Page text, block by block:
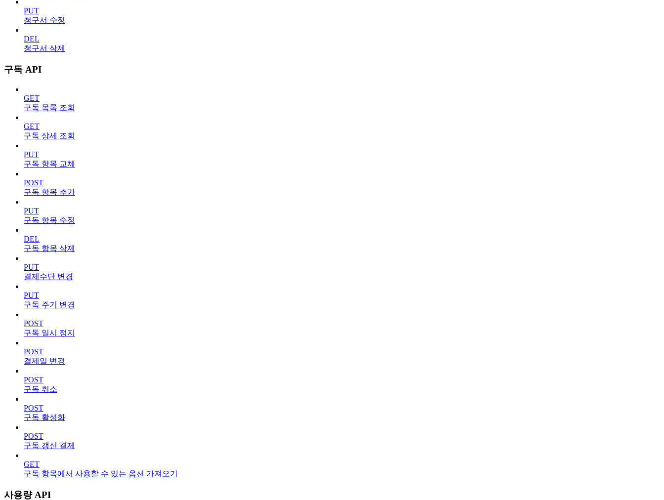
PUT
청구서 수정
DEL
청구서 삭제
구독 API
GET
구독 목록 조회
GET
구독 상세 조회
PUT
구독 항목 교체
POST
구독 항목 추가
PUT
구독 항목 수정
DEL
구독 항목 삭제
PUT
결제수단 변경
PUT
구독 주기 변경
POST
구독 일시 정지
POST
결제일 변경
POST
구독 취소
POST
구독 활성화
POST
구독 갱신 결제
GET
구독 항목에서 사용할 수 있는 옵션 가져오기
사용량 API